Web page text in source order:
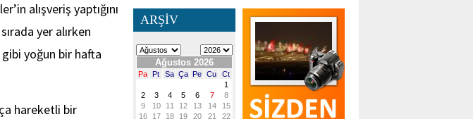
alışveriş yaptığını
yer alırken
yoğun bir hafta
hareketli bir
ARŞİV